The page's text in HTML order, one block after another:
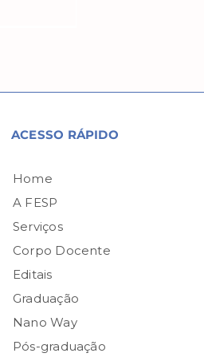
ACESSO RÁPIDO
Home
A FESP
Serviços
Corpo Docente
Editais
Graduação
Nano Way
Pós-graduação